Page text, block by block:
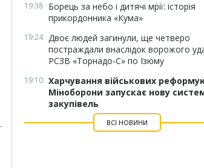
19:38 Борець за небо і дитячі мрії: історія
прикордонника «Кума»
19:24 Двоє людей загинули, ще четверо
постраждали внаслідок ворожого
РСЗВ «Торнадо-С» по Ізюму
19:10 Харчування військових
Міноборони запускає нову
закупівель
ВСІ НОВИНИ